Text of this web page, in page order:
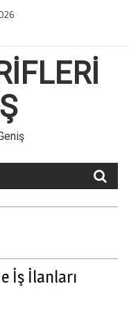
İş İlanları